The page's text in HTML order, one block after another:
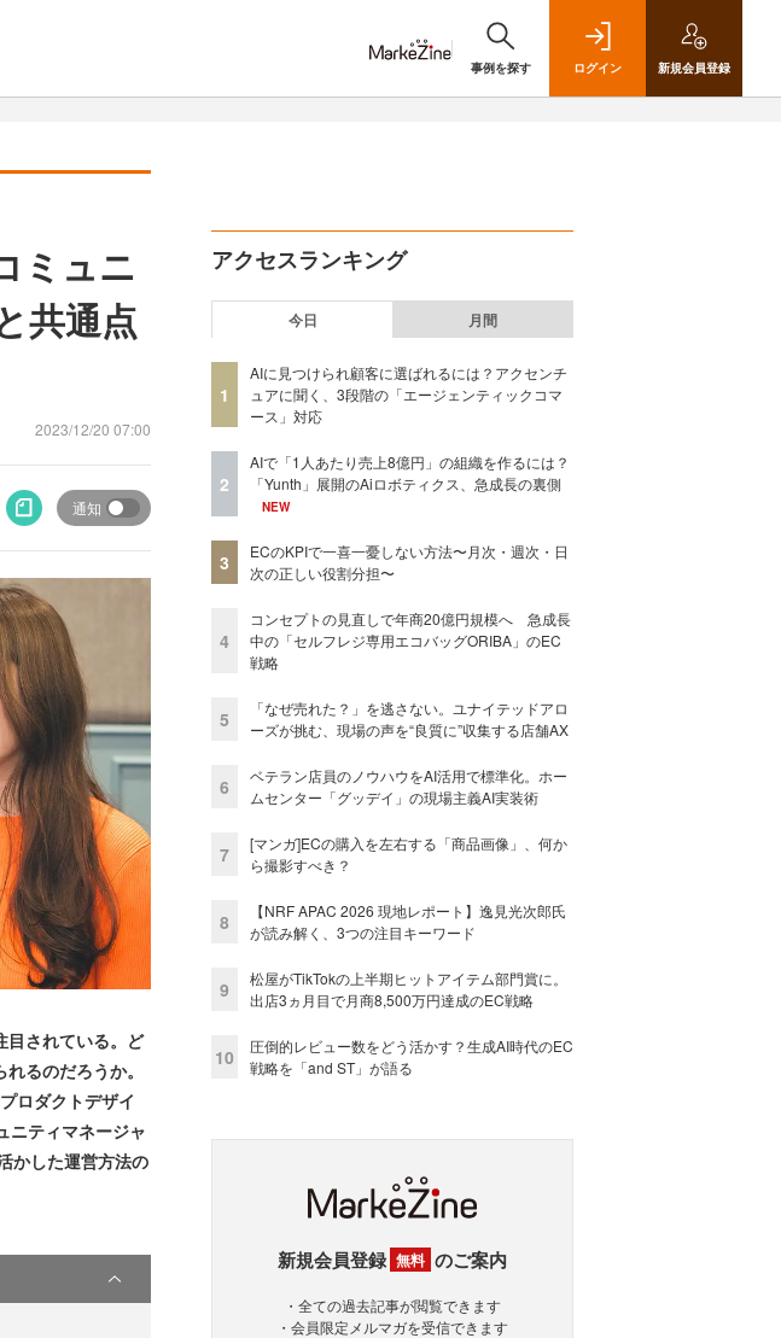
事例を探す ログイン 新規会員登録
ミュニ
共通点
2023/12/20 07:00
通知
目されている。ど
るのだろうか。
ロダクトデザイ
ニティマネージャ
かした運営方法の
アクセスランキング
今日 月間
1
AIに見つけられ顧客に選ばれるには？アクセンチ
ュアに聞く、3段階の「エージェンティックコマ
ース」対応
2
AIで「1人あたり売上8億円」の組織を作るには？
「Yunth」展開のAiロボティクス、急成長の裏側
NEW
3
ECのKPIで一喜一憂しない方法〜月次・週次・日
次の正しい役割分担〜
4
コンセプトの見直しで年商20億円規模へ 急成長
中の「セルフレジ専用エコバッグORIBA」のEC
戦略
5
「なぜ売れた？」を逃さない。ユナイテッドアロ
ーズが挑む、現場の声を“良質に”収集する店舗AX
6
ベテラン店員のノウハウをAI活用で標準化。ホー
ムセンター「グッデイ」の現場主義AI実装術
7
[マンガ]ECの購入を左右する「商品画像」、何か
ら撮影すべき？
8
【NRF APAC 2026 現地レポート】逸見光次郎氏
が読み解く、3つの注目キーワード
9
松屋がTikTokの上半期ヒットアイテム部門賞に。
出店3ヵ月目で月商8,500万円達成のEC戦略
10
圧倒的レビュー数をどう活かす？生成AI時代のEC
戦略を「and ST」が語る
新規会員登録 無料 のご案内
・全ての過去記事が閲覧できます
・会員限定メルマガを受信できます